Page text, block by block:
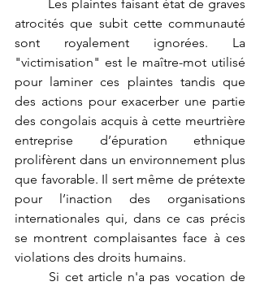
atrocités que subit cette communauté
sont royalement ignorées. La
"victimisation" est le maître-mot utilisé
pour laminer ces plaintes tandis que
des actions pour exacerber une partie
des congolais acquis à cette meurtrière
entreprise d’épuration ethnique
prolifèrent dans un environnement plus
que favorable. Il sert même de prétexte
pour l’inaction des organisations
internationales qui, dans ce cas précis
se montrent complaisantes face à ces
violations des droits humains.